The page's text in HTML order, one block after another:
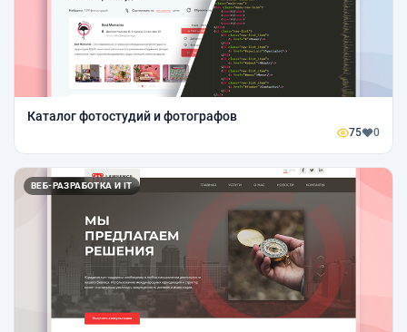
Каталог фотостудий и фотографов
75 0
ВЕБ-РАЗРАБОТКА И IT